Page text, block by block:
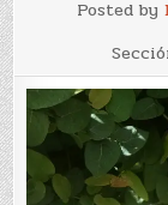
Posted by